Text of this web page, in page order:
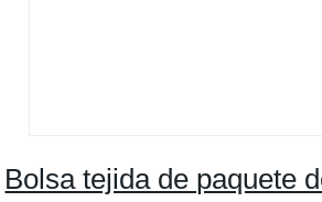
Bolsa tejida de paquete